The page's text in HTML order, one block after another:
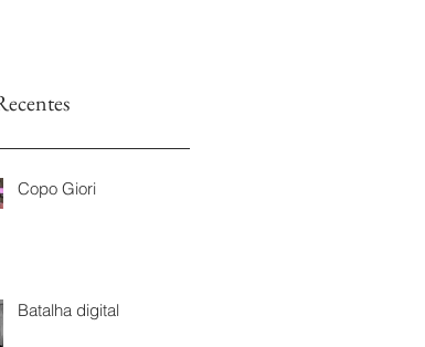
Copo Giori
Batalha digital